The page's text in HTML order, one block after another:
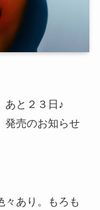
あと２３日♪
発売のお知らせ
々あり。もろも